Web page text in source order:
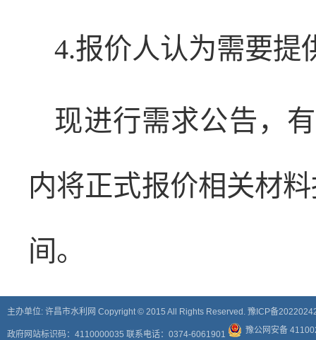
4.报价人认为需要提
现进行需求公告，
内将正式报价相关材
间。
主办单位: 许昌市水利网 Copyright © 2015 All Rights Reserved. 豫ICP备
政府网站标识码：4110000035 联系电话：0374-6061901 豫公网安备